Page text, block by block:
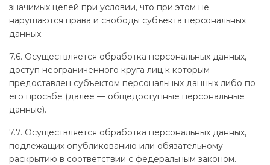
значимых целей при условии, что при этом не
нарушаются права и свободы субъекта персональных
данных.
7.6. Осуществляется обработка персональных данных,
доступ неограниченного круга лиц к которым
предоставлен субъектом персональных данных либо по
его просьбе (далее — общедоступные персональные
данные).
7.7. Осуществляется обработка персональных данных,
подлежащих опубликованию или обязательному
раскрытию в соответствии с федеральным законом.